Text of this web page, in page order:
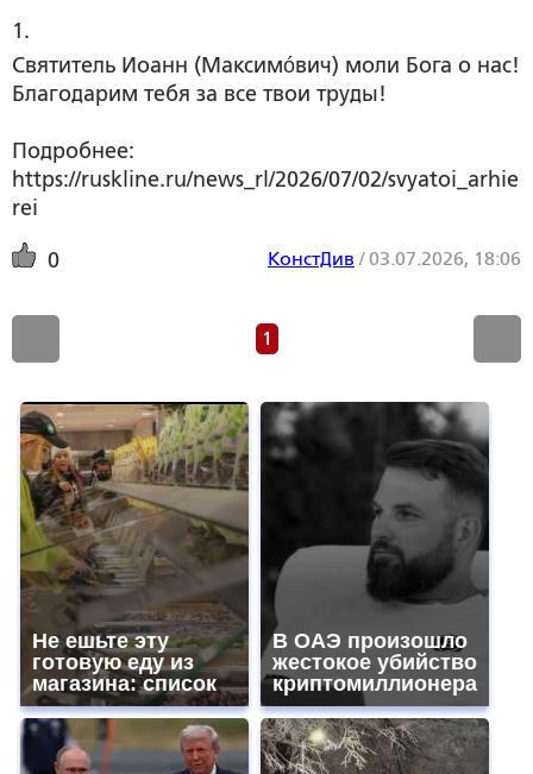
1.
Святитель Иоанн (Максимóвич) моли Бога о нас!
Благодарим тебя за все твои труды!
Подробнее:
https://ruskline.ru/news_rl/2026/07/02/svyatoi_arhie
rei
0 КонстДив /03.07.2026, 18:06
1
Не ешьте эту
готовую еду из
магазина: список
В ОАЭ произошло
жестокое убийство
криптомиллионера